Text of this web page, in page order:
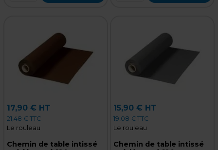
17,90 € HT
21,48 € TTC
Le rouleau
Chemin de table intissé
15,90 € HT
19,08 € TTC
Le rouleau
Chemin de table intissé